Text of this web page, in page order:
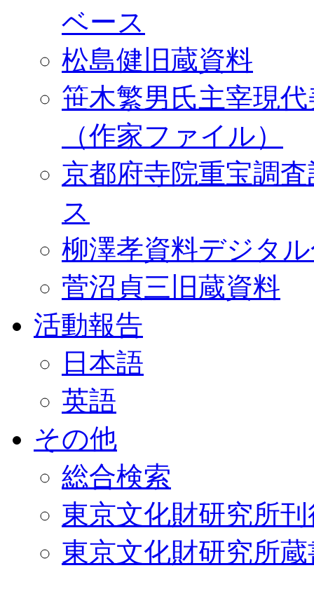
ベース
松島健旧蔵資料
笹木繁男氏主宰現
（作家ファイル）
京都府寺院重宝調
ス
柳澤孝資料デジタ
菅沼貞三旧蔵資料
活動報告
日本語
英語
その他
総合検索
東京文化財研究所
東京文化財研究所